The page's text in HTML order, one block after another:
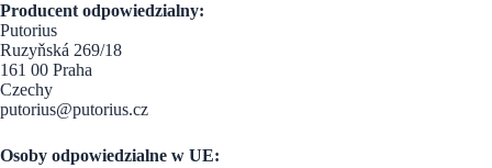
Producent odpowiedzialny:
Putorius
Ruzyňská 269/18
161 00 Praha
Czechy
putorius@putorius.cz
Osoby odpowiedzialne w UE: